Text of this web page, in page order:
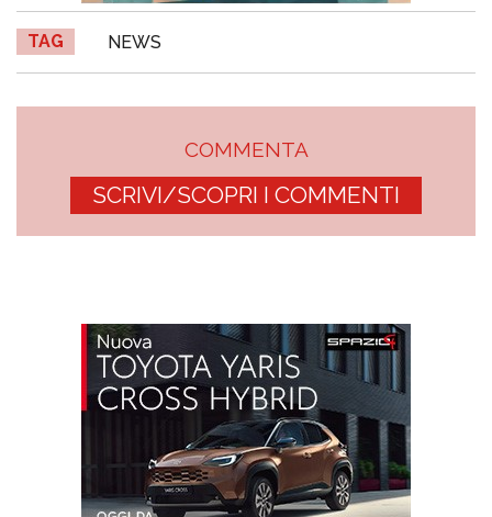
TAG NEWS
COMMENTA
SCRIVI/SCOPRI I COMMENTI